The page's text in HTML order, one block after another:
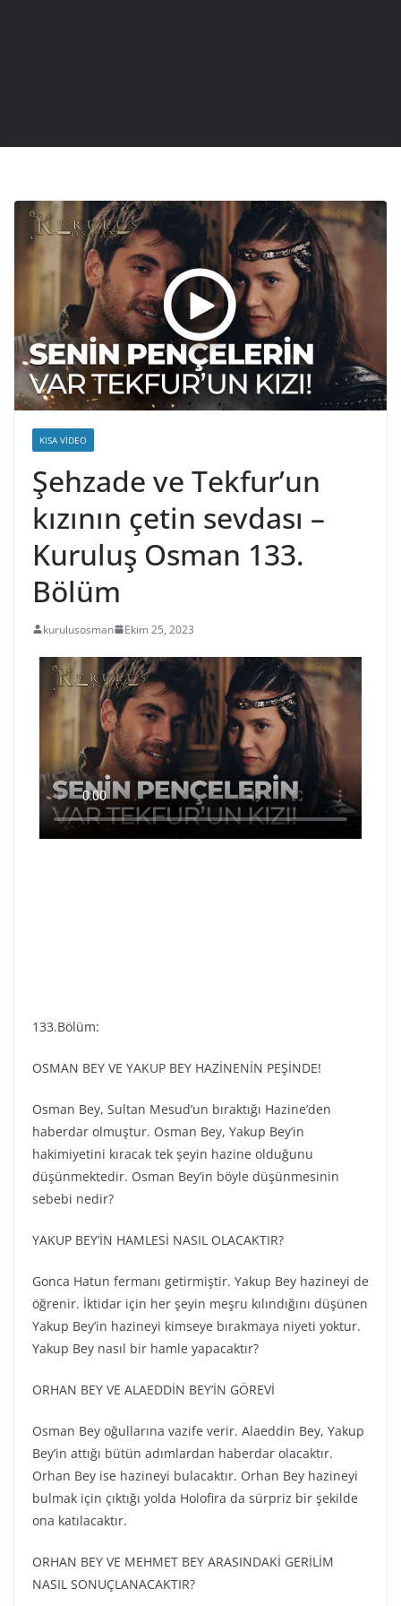
KISA VIDEO
Şehzade ve Tekfur’un
kızının çetin sevdası –
Kuruluş Osman 133.
Bölüm
kurulusosman Ekim 25, 2023
133.Bölüm:
OSMAN BEY VE YAKUP BEY HAZİNENİN PEŞİNDE!
Osman Bey, Sultan Mesud’un bıraktığı Hazine’den
haberdar olmuştur. Osman Bey, Yakup Bey’in
hakimiyetini kıracak tek şeyin hazine olduğunu
düşünmektedir. Osman Bey’in böyle düşünmesinin
sebebi nedir?
YAKUP BEY’İN HAMLESİ NASIL OLACAKTIR?
Gonca Hatun fermanı getirmiştir. Yakup Bey hazineyi de
öğrenir. İktidar için her şeyin meşru kılındığını düşünen
Yakup Bey’in hazineyi kimseye bırakmaya niyeti yoktur.
Yakup Bey nasıl bir hamle yapacaktır?
ORHAN BEY VE ALAEDDİN BEY’İN GÖREVİ
Osman Bey oğullarına vazife verir. Alaeddin Bey, Yakup
Bey’in attığı bütün adımlardan haberdar olacaktır.
Orhan Bey ise hazineyi bulacaktır. Orhan Bey hazineyi
bulmak için çıktığı yolda Holofira da sürpriz bir şekilde
ona katılacaktır.
ORHAN BEY VE MEHMET BEY ARASINDAKİ GERİLİM
NASIL SONUÇLANACAKTIR?